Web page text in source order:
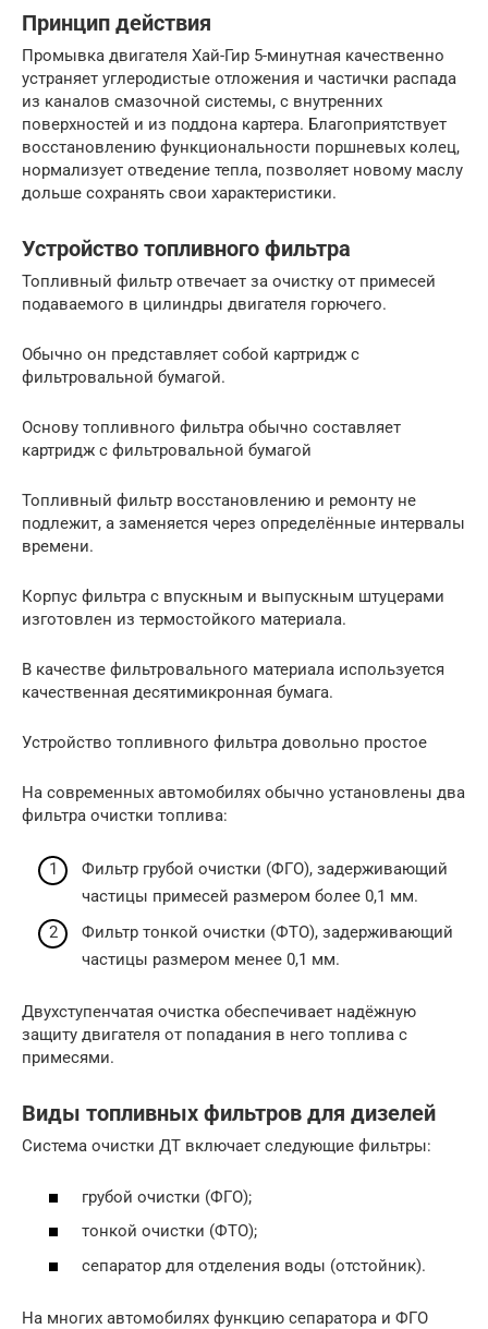
Принцип действия
Промывка двигателя Хай-Гир 5-минутная качественно
устраняет углеродистые отложения и частички распада
из каналов смазочной системы, с внутренних
поверхностей и из поддона картера. Благоприятствует
восстановлению функциональности поршневых колец,
нормализует отведение тепла, позволяет новому маслу
дольше сохранять свои характеристики.
Устройство топливного фильтра
Топливный фильтр отвечает за очистку от примесей
подаваемого в цилиндры двигателя горючего.
Обычно он представляет собой картридж с
фильтровальной бумагой.
Основу топливного фильтра обычно составляет
картридж с фильтровальной бумагой
Топливный фильтр восстановлению и ремонту не
подлежит, а заменяется через определённые интервалы
времени.
Корпус фильтра с впускным и выпускным штуцерами
изготовлен из термостойкого материала.
В качестве фильтровального материала используется
качественная десятимикронная бумага.
Устройство топливного фильтра довольно простое
На современных автомобилях обычно установлены два
фильтра очистки топлива:
Фильтр грубой очистки (ФГО), задерживающий
частицы примесей размером более 0,1 мм.
Фильтр тонкой очистки (ФТО), задерживающий
частицы размером менее 0,1 мм.
Двухступенчатая очистка обеспечивает надёжную
защиту двигателя от попадания в него топлива с
примесями.
Виды топливных фильтров для дизелей
Система очистки ДТ включает следующие фильтры:
грубой очистки (ФГО);
тонкой очистки (ФТО);
сепаратор для отделения воды (отстойник).
На многих автомобилях функцию сепаратора и ФГО